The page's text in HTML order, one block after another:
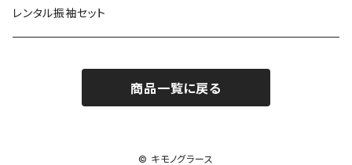
雪駄
帯揚
KIMONOanne.コラボ
井原デニム
浴衣小物
コート
半巾帯
帯揚
草履・下駄
レンタル振袖セット
商品一覧に戻る
© キモノグラース